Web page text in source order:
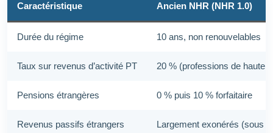
Caractéristique Ancien NHR (NHR 1.0)
Durée du régime 10 ans, non renouvelables
Taux sur revenus d’activité PT 20 % (professions de haute
Pensions étrangères 0 % puis 10 % forfaitaire
Revenus passifs étrangers Largement exonérés (sous